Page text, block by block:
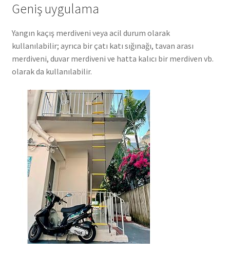
Geniş uygulama
Yangın kaçış merdiveni veya acil durum olarak
kullanılabilir; ayrıca bir çatı katı sığınağı, tavan arası
merdiveni, duvar merdiveni ve hatta kalıcı bir merdiven vb.
olarak da kullanılabilir.